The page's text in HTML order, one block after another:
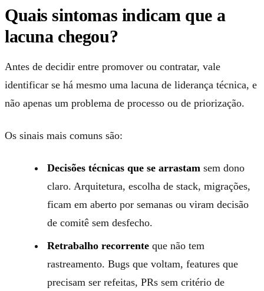
Quais sintomas indicam que a
lacuna chegou?
Antes de decidir entre promover ou contratar, vale
identificar se há mesmo uma lacuna de liderança técnica, e
não apenas um problema de processo ou de priorização.
Os sinais mais comuns são:
Decisões técnicas que se arrastam sem dono
claro. Arquitetura, escolha de stack, migrações,
ficam em aberto por semanas ou viram decisão
de comitê sem desfecho.
Retrabalho recorrente que não tem
rastreamento. Bugs que voltam, features que
precisam ser refeitas, PRs sem critério de